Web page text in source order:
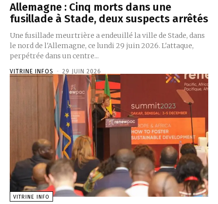
Allemagne : Cinq morts dans une
fusillade à Stade, deux suspects arrêtés
Une fusillade meurtrière a endeuillé la ville de Stade, dans
le nord de l'Allemagne, ce lundi 29 juin 2026. L'attaque,
perpétrée dans un centre...
VITRINE INFOS - 29 JUIN 2026
VITRINE INFO